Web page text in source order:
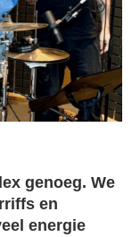
genoeg. We
en
energie